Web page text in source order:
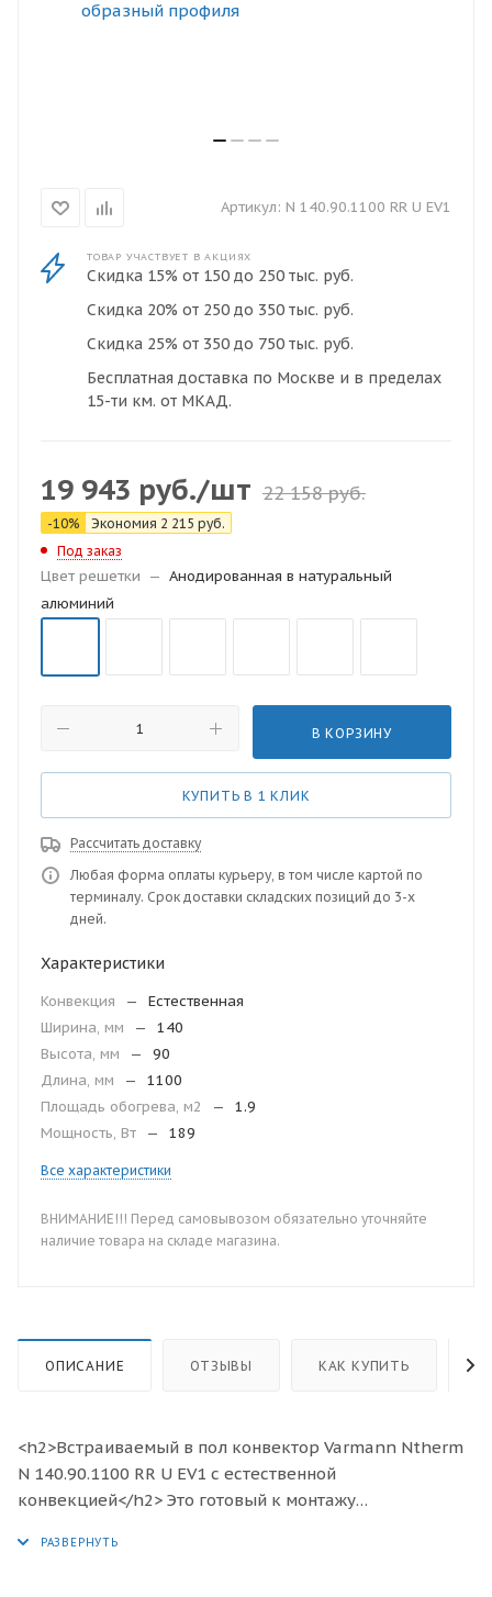
Артикул: N 140.90.1100 RR U EV1
ТОВАР УЧАСТВУЕТ В АКЦИЯХ
Скидка 15% от 150 до 250 тыс. руб.
Скидка 20% от 250 до 350 тыс. руб.
Скидка 25% от 350 до 750 тыс. руб.
Бесплатная доставка по Москве и в пределах
15-ти км. от МКАД.
19 943 руб./шт 22 158руб.
-10% Экономия 2 215 руб.
Под заказ
Цвет решетки — Анодированная в натуральный
алюминий
В КОРЗИНУ
КУПИТЬ В 1 КЛИК
Рассчитать доставку
Любая форма оплаты курьеру, в том числе картой по
терминалу. Срок доставки складских позиций до 3-х
дней.
Характеристики
Конвекция —
Естественная
Ширина, мм
—
140
Высота, мм
—
90
Длина, мм
—
1100
Площадь обогрева, м2
—
1.9
Мощность, Вт
— 189
Все характеристики
ВНИМАНИЕ!!! Перед самовывозом обязательно уточняйте
наличие товара на складе магазина.
ОПИСАНИЕ ОТЗЫВЫ КАК КУПИТЬ
<h2>Встраиваемый в пол конвектор Varmann Ntherm
N 140.90.1100 RR U EV1 с естественной
конвекцией</h2> Это готовый к монтажу
изоляции от холодного воздуха больших, доходящих